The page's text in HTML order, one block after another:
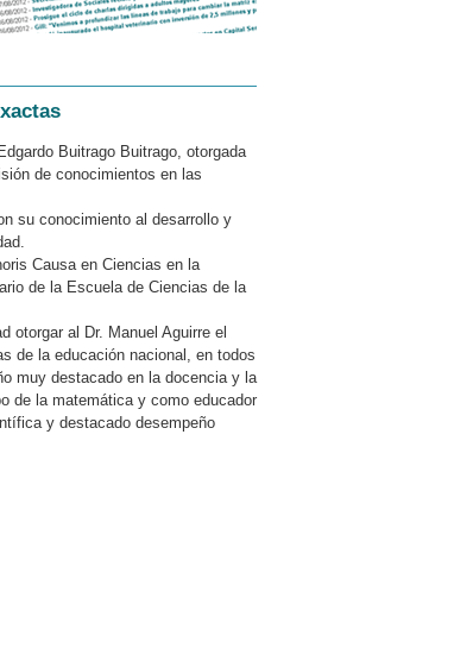
Buitrago Buitrago, otorgada
de conocimientos en las
su conocimiento al desarrollo y
Causa en Ciencias en la
de la Escuela de Ciencias de la
otorgar al Dr. Manuel Aguirre el
de la educación nacional, en todos
muy destacado en la docencia y la
de la matemática y como educador
y destacado desempeño